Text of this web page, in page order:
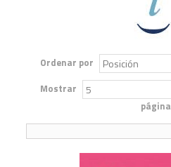
Ordenar por
Mostrar
página